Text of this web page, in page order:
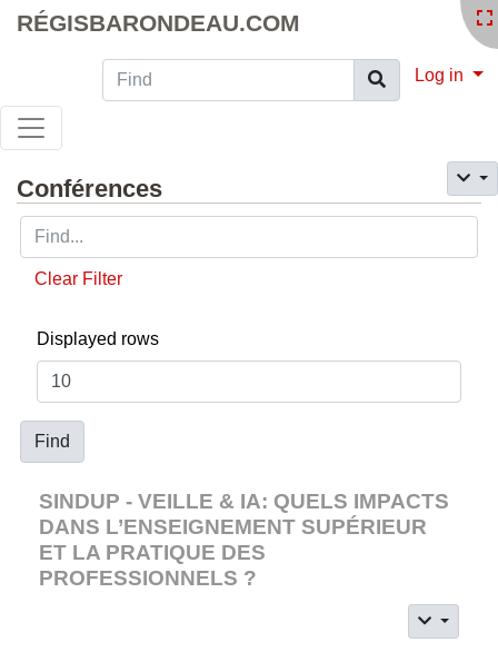
RÉGISBARONDEAU.COM
Find Log in
Conférences
Clear Filter
Displayed rows
Find
SINDUP - VEILLE & IA: QUELS IMPACTS
DANS L’ENSEIGNEMENT SUPÉRIEUR
ET LA PRATIQUE DES
PROFESSIONNELS ?